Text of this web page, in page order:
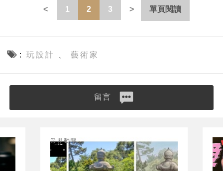
1 2 3 單頁閱讀
玩設計 藝術家
留言
業界動態